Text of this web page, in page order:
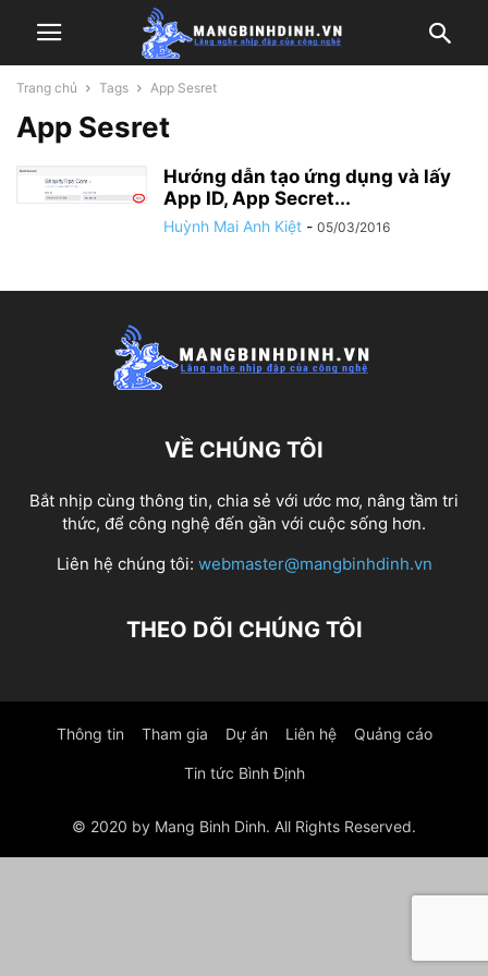
Trang chủ Tags App Sesret
App Sesret
Hướng dẫn tạo ứng dụng và lấy
App ID, App Secret...
Huỳnh Mai Anh Kiệt - 05/03/2016
VỀ CHÚNG TÔI
Bắt nhịp cùng thông tin, chia sẻ với ước mơ, nâng tầm tri
thức, để công nghệ đến gần với cuộc sống hơn.
Liên hệ chúng tôi: webmaster@mangbinhdinh.vn
THEO DÕI CHÚNG TÔI
Thông tin Tham gia Dự án Liên hệ Quảng cáo
Tin tức Bình Định
© 2020 by Mang Binh Dinh. All Rights Reserved.